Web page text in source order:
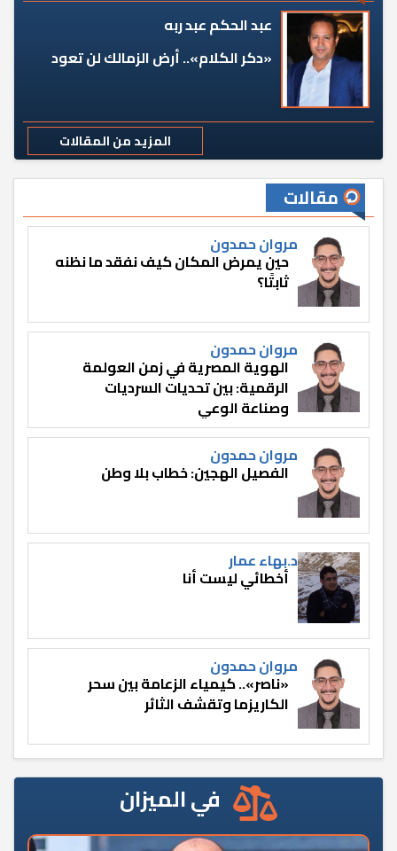
عبد الحكم عبد ربه
«دكر الكلام».. أرض الزمالك لن تعود
المزيد من المقالات
مقالات
مروان حمدون
حين يمرض المكان كيف نفقد ما نظنه
ثابتًا؟
مروان حمدون
الهوية المصرية في زمن العولمة
الرقمية: بين تحديات السرديات
وصناعة الوعي
مروان حمدون
الفصيل الهجين: خطاب بلا وطن
د.بهاء عمار
أخطائي ليست أنا
مروان حمدون
«ناصر».. كيمياء الزعامة بين سحر
الكاريزما وتقشف الثائر
في الميزان